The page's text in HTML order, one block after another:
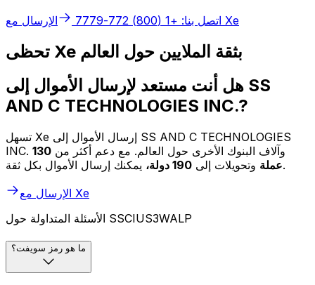
اتصل بنا: +1 (800) 772-7779 الإرسال مع Xe
تحظى Xe بثقة الملايين حول العالم
هل أنت مستعد لإرسال الأموال إلى SS
AND C TECHNOLOGIES INC.?
تسهل Xe إرسال الأموال إلى SS AND C TECHNOLOGIES
INC. وآلاف البنوك الأخرى حول العالم. مع دعم أكثر من 130
عملة وتحويلات إلى 190 دولة،
يمكنك إرسال الأموال بكل ثقة.
الإرسال مع Xe
الأسئلة المتداولة حول SSCIUS3WALP
ما هو رمز سويفت؟